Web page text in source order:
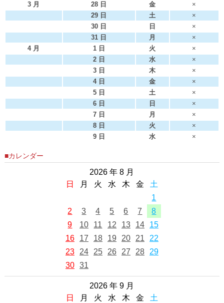
3 月
28 日 金
×
29 日
土
×
30 日
日
×
31 日
月
×
4 月
1 日 火
×
2 日
水
×
3 日
木
×
4 日
金
×
5 日
土
×
6 日
日
×
7 日
月
×
8 日
火
×
9 日
水 ×
■カレンダー
2026 年 8 月
日
月 火 水 木 金
土
1
2
3 4 5 6 7
8
9
10 11 12 13 14
15
16
17 18 19 20 21
22
23
24 25 26 27 28
29
30 31
2026 年 9 月
日
月 火 水 木 金
土